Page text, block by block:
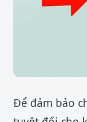
Để đảm bảo